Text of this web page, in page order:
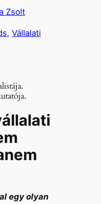
Zsolt
, Vállalati
egy olyan